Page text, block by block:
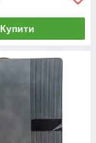
Купити